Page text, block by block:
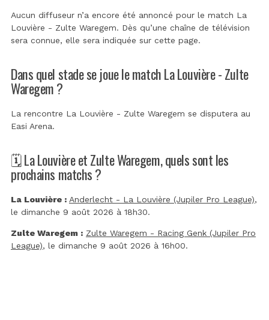
Aucun diffuseur n’a encore été annoncé pour le match La
Louvière - Zulte Waregem. Dès qu’une chaîne de télévision
sera connue, elle sera indiquée sur cette page.
Dans quel stade se joue le match La Louvière - Zulte
Waregem ?
La rencontre La Louvière - Zulte Waregem se disputera au
Easi Arena.
🗓️ La Louvière et Zulte Waregem, quels sont les
prochains matchs ?
La Louvière : Anderlecht - La Louvière (Jupiler Pro League),
le dimanche 9 août 2026 à 18h30.
Zulte Waregem : Zulte Waregem - Racing Genk (Jupiler Pro
League), le dimanche 9 août 2026 à 16h00.